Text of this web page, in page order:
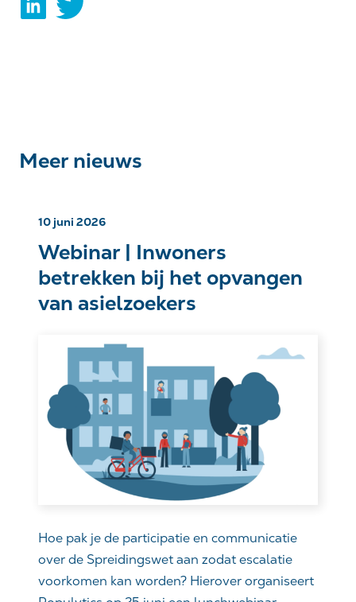
Meer nieuws
10 juni 2026
Webinar | Inwoners
betrekken bij het opvangen
van asielzoekers
Hoe pak je de participatie en communicatie
over de Spreidingswet aan zodat escalatie
voorkomen kan worden? Hierover organiseert